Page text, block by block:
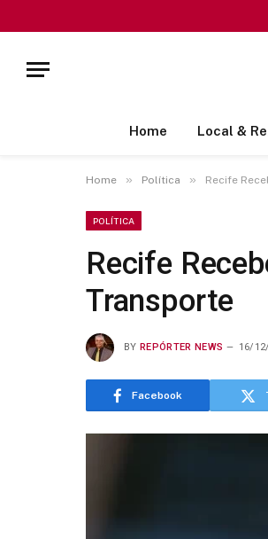
Home Local &
Home » Política » Recife
POLÍTICA
Recife
Transporte
BY REPÓRTER NEWS 16/
Facebook